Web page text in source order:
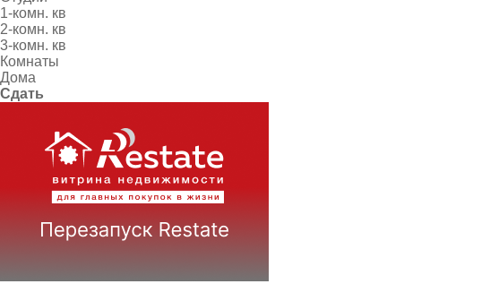
1-комн. кв
2-комн. кв
3-комн. кв
Комнаты
Дома
Сдать